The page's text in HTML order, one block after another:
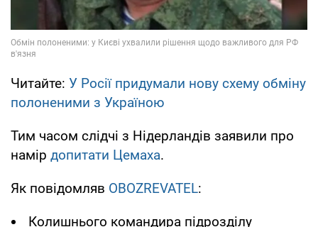
Читайте: У Росії придумали нову схему обміну
полоненими з Україною
Тим часом слідчі з Нідерландів заявили про
намір допитати Цемаха.
Як повідомляв OBOZREVATEL:
Колишнього командира підрозділу